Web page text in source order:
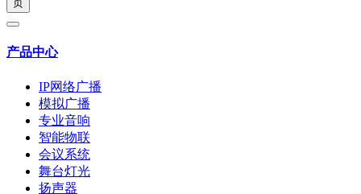
产品中心
IP网络广播
模拟广播
专业音响
智能物联
会议系统
舞台灯光
扬声器